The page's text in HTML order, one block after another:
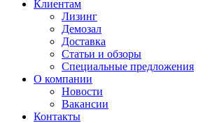
Клиентам
Лизинг
Демозал
Доставка
Статьи и обзоры
Специальные предложения
О компании
Новости
Вакансии
Контакты